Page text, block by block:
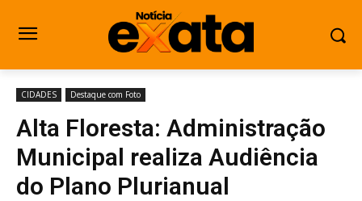
CIDADES Destaque com Foto
Alta Floresta: Administração
Municipal realiza Audiência
do Plano Plurianual